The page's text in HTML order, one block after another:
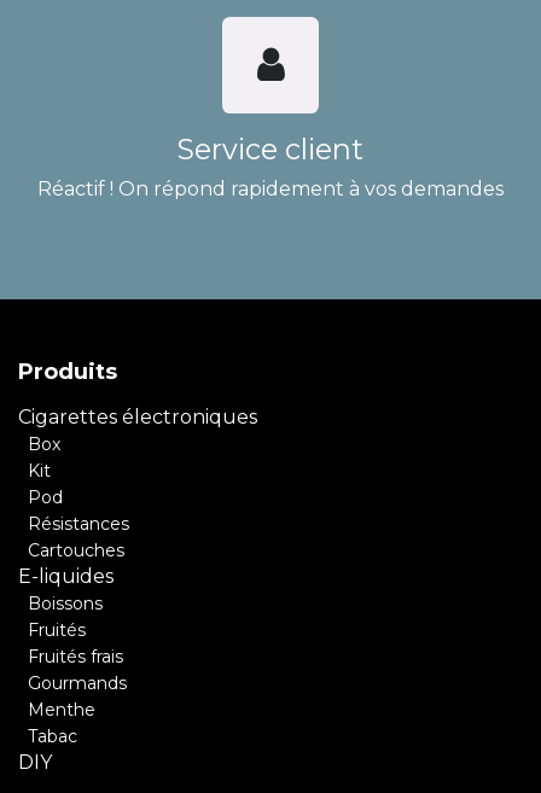
Service client
Réactif ! On répond rapidement à vos demandes
Produits
Cigarettes électroniques
Box
Kit
Pod
Résistances
Cartouches
E-liquides
Boissons
Fruités
Fruités frais
Gourmands
Menthe
Tabac
DIY